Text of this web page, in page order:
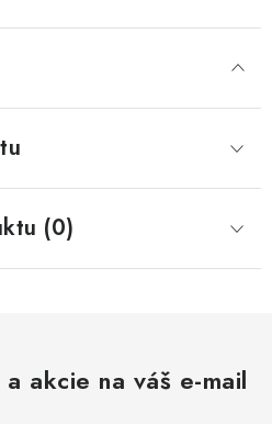
(0)
akcie na váš e-mail